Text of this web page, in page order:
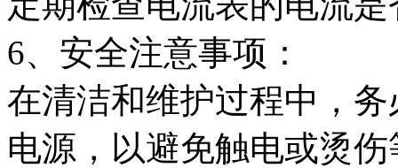
6、安全注意事项：
在清洁和维护过程中，
电源，以避免触电或烫